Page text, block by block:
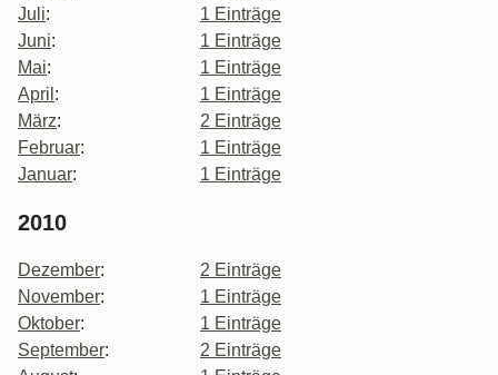
Juli:
1 Einträge
Juni:
1 Einträge
Mai:
1 Einträge
April :
1 Einträge
März:
2 Einträge
Februar:
1 Einträge
Januar: 1 Einträge
2010
Dezember:
2 Einträge
November:
1 Einträge
Oktober:
1 Einträge
September:
2 Einträge